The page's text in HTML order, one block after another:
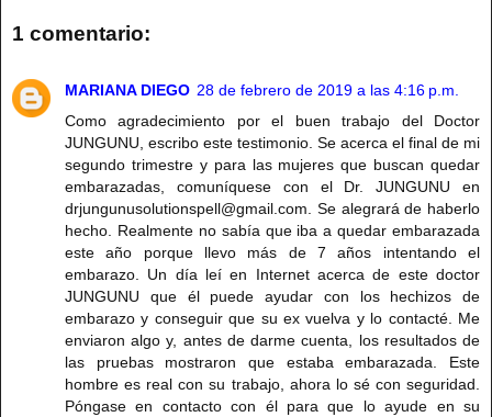
1 comentario:
MARIANA DIEGO 28 de febrero de 2019 a las 4:16 p.m.
Como agradecimiento por el buen trabajo del Doctor
JUNGUNU, escribo este testimonio. Se acerca el final de mi
segundo trimestre y para las mujeres que buscan quedar
embarazadas, comuníquese con el Dr. JUNGUNU en
drjungunusolutionspell@gmail.com. Se alegrará de haberlo
hecho. Realmente no sabía que iba a quedar embarazada
este año porque llevo más de 7 años intentando el
embarazo. Un día leí en Internet acerca de este doctor
JUNGUNU que él puede ayudar con los hechizos de
embarazo y conseguir que su ex vuelva y lo contacté. Me
enviaron algo y, antes de darme cuenta, los resultados de
las pruebas mostraron que estaba embarazada. Este
hombre es real con su trabajo, ahora lo sé con seguridad.
Póngase en contacto con él para que lo ayude en su